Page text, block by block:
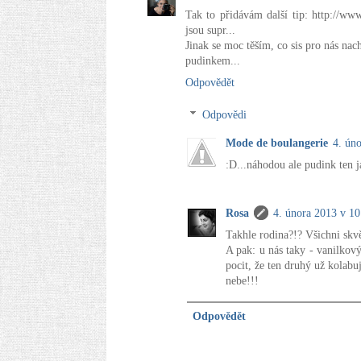
Tak to přidávám další tip: http://
jsou supr...
Jinak se moc těším, co sis pro nás
pudinkem...
Odpovědět
Odpovědi
Mode de boulangerie 4.
:D...náhodou ale pudink ten
Rosa
4. února 2013 v
Takhle rodina?!? Všichni
A pak: u nás taky -
pocit, že ten druhý už
nebe!!!
Odpovědět